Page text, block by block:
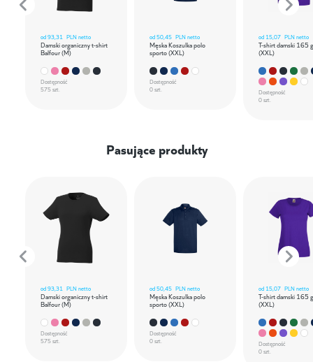
od93,31 PLN netto
Damski organiczny t-shirt
Balfour (M)
Dostępność
575 szt.
od50,45 PLN netto
Męska Koszulka polo
sporto (XXL)
Dostępność
0 szt.
od 15,07 PLN netto
T-shirt damski 165
(XXL)
Dostępność
0 szt.
Pasujące produkty
od93,31 PLN netto
Damski organiczny t-shirt
Balfour (M)
Dostępność
575 szt.
od50,45 PLN netto
Męska Koszulka polo
sporto (XXL)
Dostępność
0 szt.
od 15,07 PLN netto
T-shirt damski 165
(XXL)
Dostępność
0 szt.